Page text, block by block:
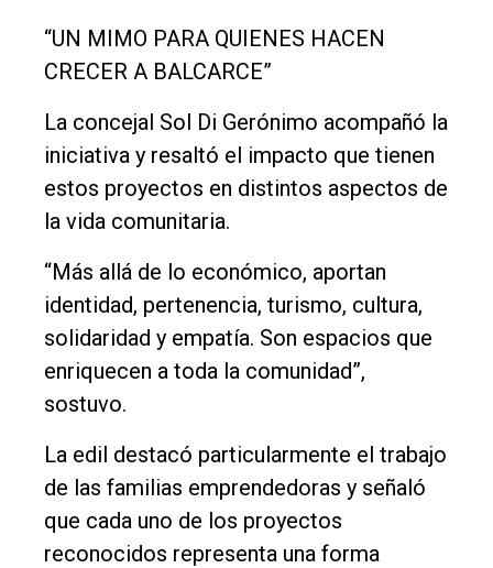
“UN MIMO PARA QUIENES HACEN
CRECER A BALCARCE”
La concejal Sol Di Gerónimo acompañó la
iniciativa y resaltó el impacto que tienen
estos proyectos en distintos aspectos de
la vida comunitaria.
“Más allá de lo económico, aportan
identidad, pertenencia, turismo, cultura,
solidaridad y empatía. Son espacios que
enriquecen a toda la comunidad”,
sostuvo.
La edil destacó particularmente el trabajo
de las familias emprendedoras y señaló
que cada uno de los proyectos
reconocidos representa una forma